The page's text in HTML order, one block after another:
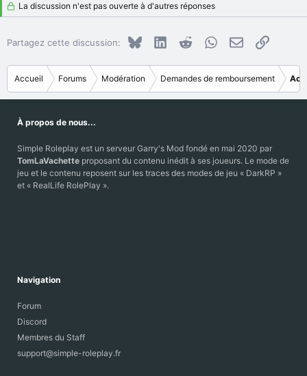
La discussion n'est pas ouverte à d'autres réponses
Partagez cette discussion: Bluesky LinkedInRedditWhatsApp
E-mailCopier
Accueil Forums Modération Demandes de remboursement
À propos de nous...
Simple Roleplay est un serveur Garry's Mod fondé en mai 2020 par
TomLaVachette proposant du contenu inédit à ses joueurs. Le mode de
jeu et le contenu reposent sur les traces des modes de jeu « DarkRP »
et « RealLife RolePlay ».
Navigation
Forum
Discord
Membres du Staff
support@simple-roleplay.fr